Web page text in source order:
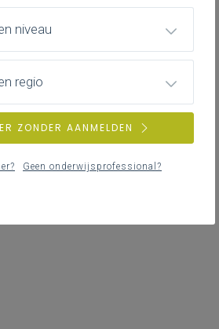
niveau
regio
ZONDER AANMELDEN
Geen onderwijsprofessional?